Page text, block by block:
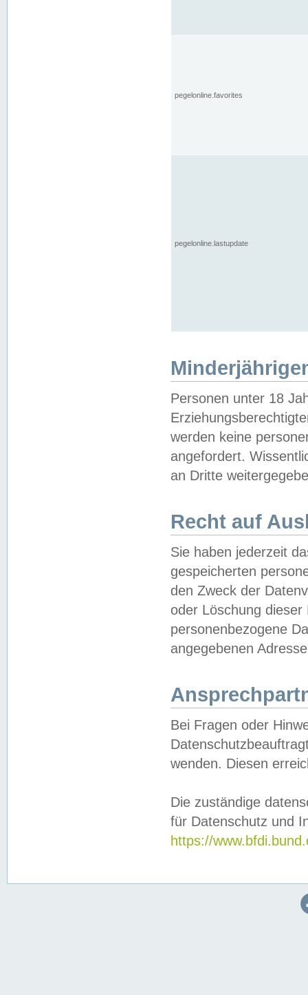
pegelonline.favorites
pegelonline.lastupdate
Personen unter 18
werden keine
angefordert.
an Dritte
Recht auf
Sie haben jederzeit
gespeicherten
den Zweck der
oder Löschung
personenbezogene
angegebenen
Bei Fragen oder
wenden. Diesen
Die zuständige
für Datenschutz und
https://